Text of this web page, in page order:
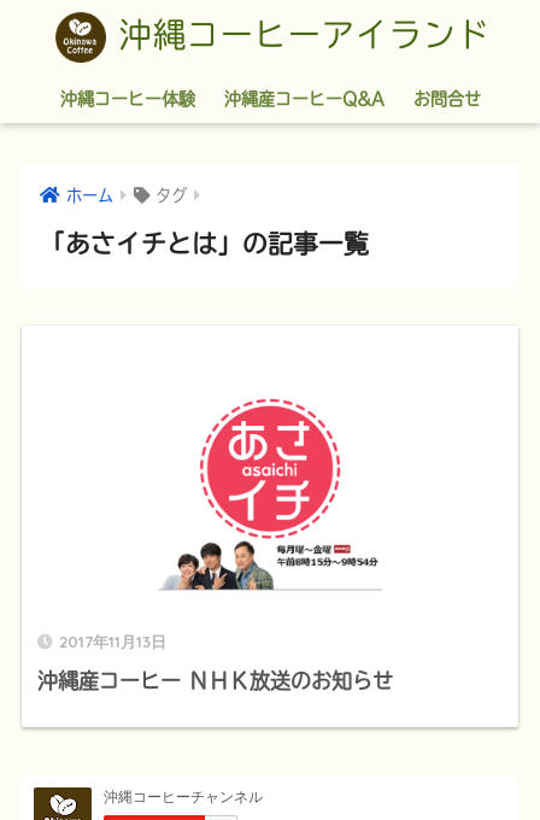
沖縄コーヒーアイランド
沖縄コーヒー体験 沖縄産コーヒーQ&A お問合せ
ホーム タグ
「あさイチとは」の記事一覧
2017年11月13日
沖縄産コーヒー ＮＨＫ放送のお知らせ